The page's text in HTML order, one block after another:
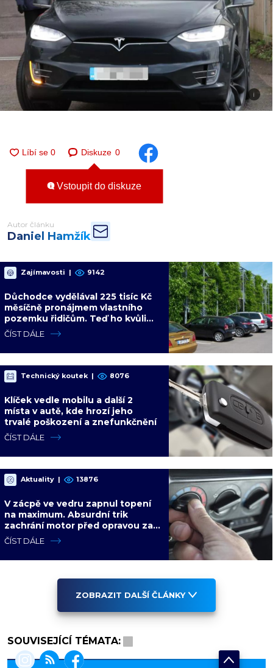
i
Diskuze 0
Vstoupit do diskuze
Autor článku
Daniel Hamžík
Zajímavosti | 9142
Důchodce vydělával 225 tisíc Kč
měsíčně pronájmem vlastního
pozemku řidičům. Teď ho kvůli
tomu čeká soud
ČÍST DÁLE
Technický koutek | 8076
Klíček vedle mobilu a další 2
místa v autě, kde hrozí jeho
trvalé poškození a znefunkčnění
ČÍST DÁLE
Aktuality | 13876
V zácpě ve vedru zapnul topení
na maximum. Absurdní trik
zachrání motor před opravou za
desítky tisíc
ČÍST DÁLE
ZOBRAZIT DALŠÍ ČLÁNKY
SOUVISEJÍCÍ TÉMATA: